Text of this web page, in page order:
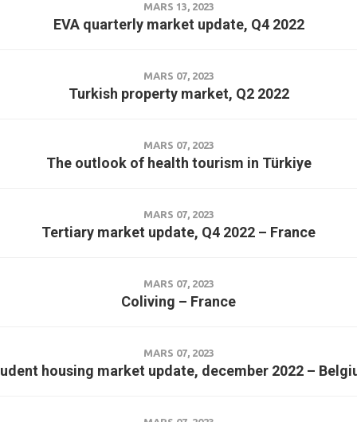
MARS 13, 2023
EVA quarterly market update, Q4 2022
MARS 07, 2023
Turkish property market, Q2 2022
MARS 07, 2023
The outlook of health tourism in Türkiye
MARS 07, 2023
Tertiary market update, Q4 2022 – France
MARS 07, 2023
Coliving – France
MARS 07, 2023
housing market update, december 2022 –